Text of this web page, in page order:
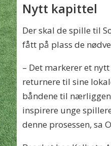
Nytt kapittel
Der skal de spille til
fått på plass de
– Det markerer et
returnere til sine
båndene til
inspirere unge
denne prosessen, sa